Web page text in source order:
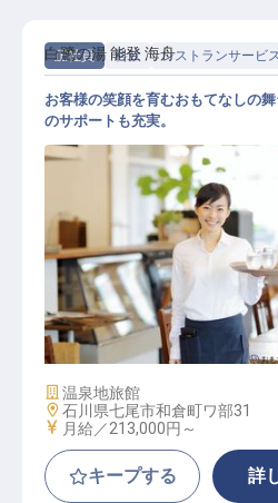
正社員 料飲 レストランサービ
レストランサービス
白鷺の湯 能登 海舟
お客様の笑顔を育むおもてなしの
のサポートも充実。
施設業態
温泉地旅館
勤務地
石川県七尾市和倉町ワ部31
給与
月給／213,000円～
キープする 詳